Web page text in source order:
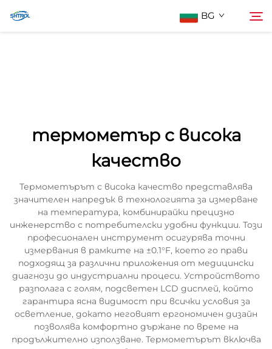
BG
Контактирайте Нас
термометър с висока
качество
Термометърът с висока качество представлява
значителен напредък в технологията за измерване
на температура, комбинирайки прецизно
инженерство с потребителски удобни функции. Този
професионален инструмент осигурява точни
измервания в рамките на ±0.1°F, което го прави
подходящ за различни приложения от медицински
диагнози до индустриални процеси. Устройството
разполага с голям, подсветен LCD дисплей, който
гарантира ясна видимост при всички условия за
осветление, докато неговият ергономичен дизайн
позволява комфортно държане по време на
продължително използване. Термометърът включва